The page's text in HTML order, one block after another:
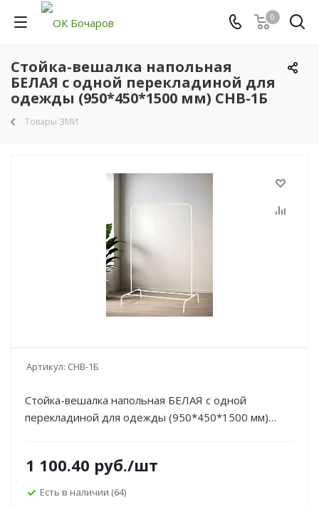
0
Стойка-вешалка напольная
БЕЛАЯ с одной перекладиной для
одежды (950*450*1500 мм) СНВ-1Б
Товары ЗМИ
Артикул: СНВ-1Б
Стойка-вешалка напольная БЕЛАЯ с одной
перекладиной для одежды (950*450*1500 мм)
1 100.40 руб./шт
Есть в наличии (64)